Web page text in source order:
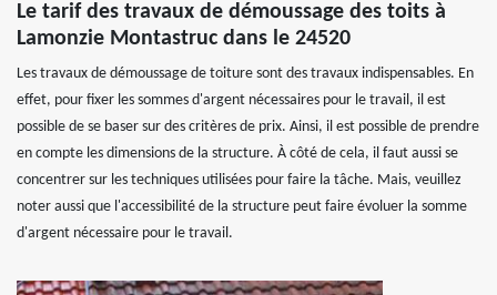
Le tarif des travaux de démoussage des toits à
Lamonzie Montastruc dans le 24520
Les travaux de démoussage de toiture sont des travaux indispensables. En
effet, pour fixer les sommes d'argent nécessaires pour le travail, il est
possible de se baser sur des critères de prix. Ainsi, il est possible de prendre
en compte les dimensions de la structure. À côté de cela, il faut aussi se
concentrer sur les techniques utilisées pour faire la tâche. Mais, veuillez
noter aussi que l'accessibilité de la structure peut faire évoluer la somme
d'argent nécessaire pour le travail.